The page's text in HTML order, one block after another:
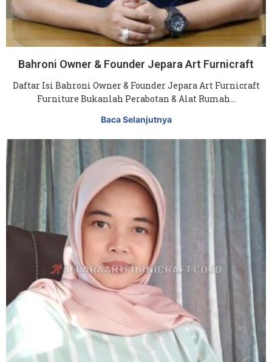
Bahroni Owner & Founder Jepara Art Furnicraft
Daftar Isi Bahroni Owner & Founder Jepara Art Furnicraft
Furniture Bukanlah Perabotan & Alat Rumah…
Baca Selanjutnya